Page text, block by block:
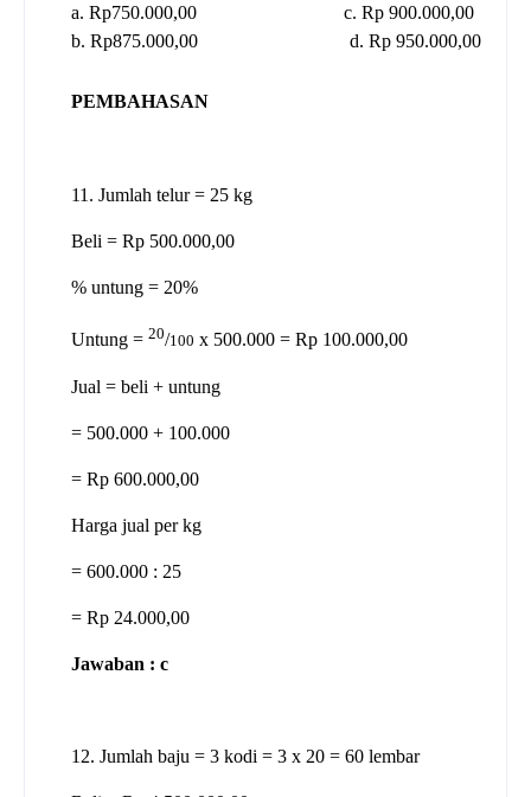
a. Rp750.000,00
c. Rp 900.000,00
b. Rp875.000,00
d. Rp 950.000,00
PEMBAHASAN
11. Jumlah telur = 25 kg
Beli = Rp 500.000,00
% untung = 20%
Untung = 20/100 x 500.000 = Rp 100.000,00
Jual = beli + untung
= 500.000 + 100.000
= Rp 600.000,00
Harga jual per kg
= 600.000 : 25
= Rp 24.000,00
Jawaban : c
12. Jumlah baju = 3 kodi = 3 x 20 = 60 lembar